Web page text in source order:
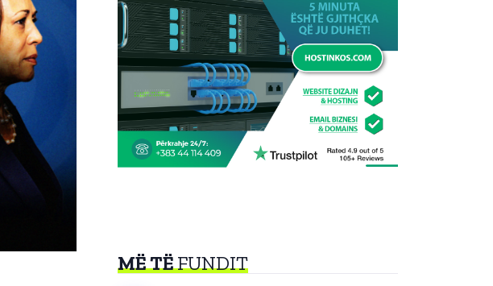
MË TËFUNDIT